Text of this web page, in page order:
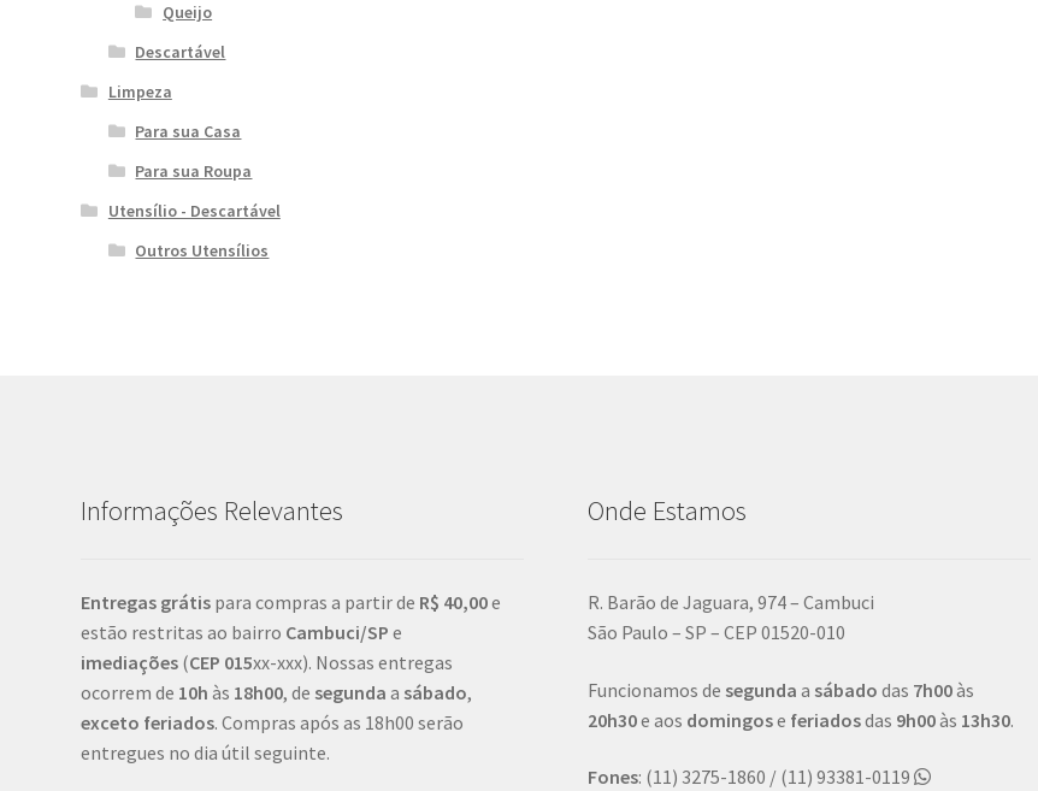
Queijo
Descartável
Limpeza
Para sua Casa
Para sua Roupa
Utensílio - Descartável
Outros Utensílios
Informações Relevantes
Entregas grátis para compras a partir de R$ 40,00e
estão restritas ao bairro Cambuci/SP e
imediações (CEP 015xx-xxx). Nossas entregas
ocorrem de 10h às 18h00, de segunda a sábado,
exceto feriados. Compras após as 18h00 serão
entregues no dia útil seguinte.
Onde Estamos
R. Barão de Jaguara, 974 – Cambuci
São Paulo – SP – CEP 01520-010
Funcionamos de segunda a sábado das 7h00às
20h30e aos domingose feriadosdas 9h00às 13h30.
Fones: (11) 3275-1860 / (11) 93381-0119